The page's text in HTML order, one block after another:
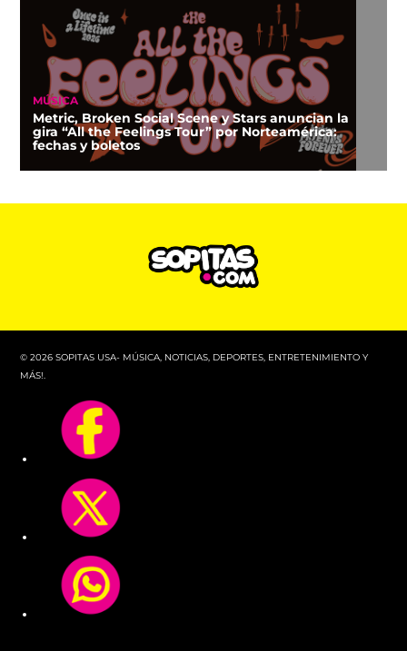
MÚSICA
Metric, Broken Social Scene y Stars anuncian la
gira “All the Feelings Tour” por Norteamérica:
fechas y boletos
© 2026 SOPITAS USA- MÚSICA, NOTICIAS, DEPORTES, ENTRETENIMIENTO Y
MÁS!.